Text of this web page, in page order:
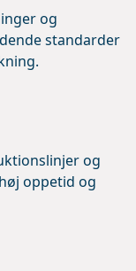
og
standarder
og
oppetid og